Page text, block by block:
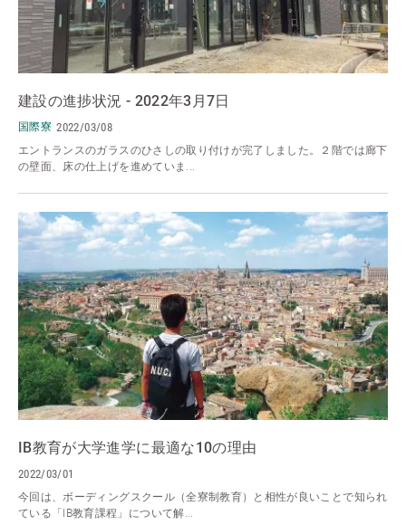
建設の進捗状況 - 2022年3月7日
国際寮 2022/03/08
エントランスのガラスのひさしの取り付けが完了しました。２階では廊下
の壁面、床の仕上げを進めていま...
IB教育が大学進学に最適な10の理由
2022/03/01
今回は、ボーディングスクール（全寮制教育）と相性が良いことで知られ
ている「IB教育課程」について解...